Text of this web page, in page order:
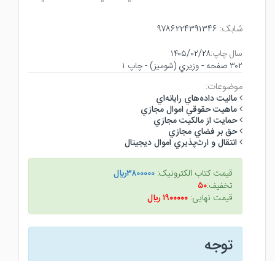
شابک: ۹۷۸۶۲۲۴۳۹۱۳۴۶
سال چاپ:۱۴۰۵/۰۲/۲۸
۳۰۲ صفحه - وزيري (شوميز) - چاپ ۱
موضوعات:
ماليت داده‌هاي رايانه‌اي
ماهيت حقوقي اموال مجازي
حمايت از مالكيت مجازي
حق بر فضاي مجازي
انتقال و ارث‌پذيري اموال ديجيتال
قیمت کتاب الکترونیک: ۳۸۰۰۰۰۰ريال
تخفیف:۵۰
قیمت نهایی: ۱۹۰۰۰۰۰ ريال
توجه